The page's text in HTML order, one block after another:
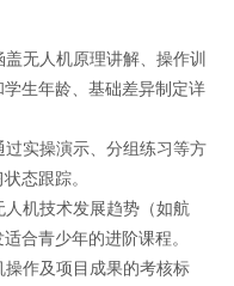
无人机原理讲解、操作训
生年龄、基础差异制定详
实操演示、分组练习等方
态跟踪。
机技术发展趋势（如航
合青少年的进阶课程。
作及项目成果的考核标